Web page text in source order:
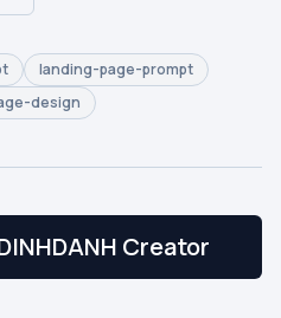
landing-page-prompt
design
Creator